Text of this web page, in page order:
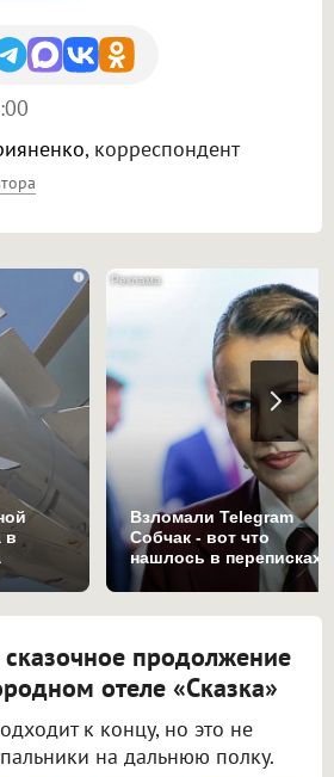
, корреспондент
i
в
Взломали Telegram
Собчак - вот что
нашлось в переписках
сказочное продолжение
отеле «Сказка»
к концу, но это не
на дальнюю полку.